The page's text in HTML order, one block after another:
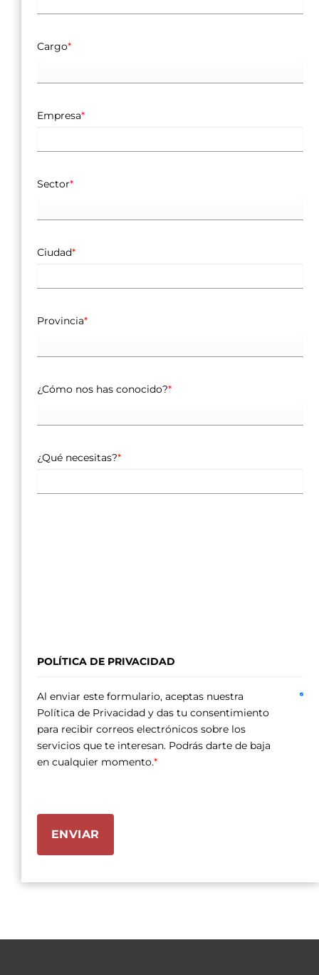
Cargo*
Empresa*
Sector*
Ciudad*
Provincia*
¿Cómo nos has conocido?*
¿Qué necesitas?*
POLÍTICA DE PRIVACIDAD
Al enviar este formulario, aceptas nuestra
Política de Privacidad y das tu consentimiento
para recibir correos electrónicos sobre los
servicios que te interesan. Podrás darte de baja
en cualquier momento.*
ENVIAR